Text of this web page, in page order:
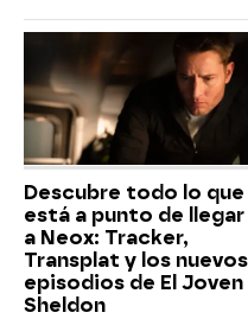
Descubre todo lo que
está a punto de llegar
a Neox: Tracker,
Transplat y los nuevos
episodios de El Joven
Sheldon